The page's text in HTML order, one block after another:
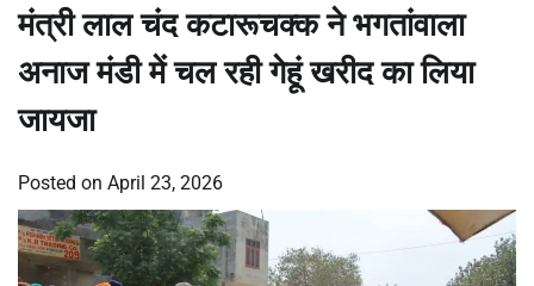
मंत्री लाल चंद कटारूचक्क ने भगतांवाला
अनाज मंडी में चल रही गेहूं खरीद का लिया
जायजा
Posted on April 23, 2026